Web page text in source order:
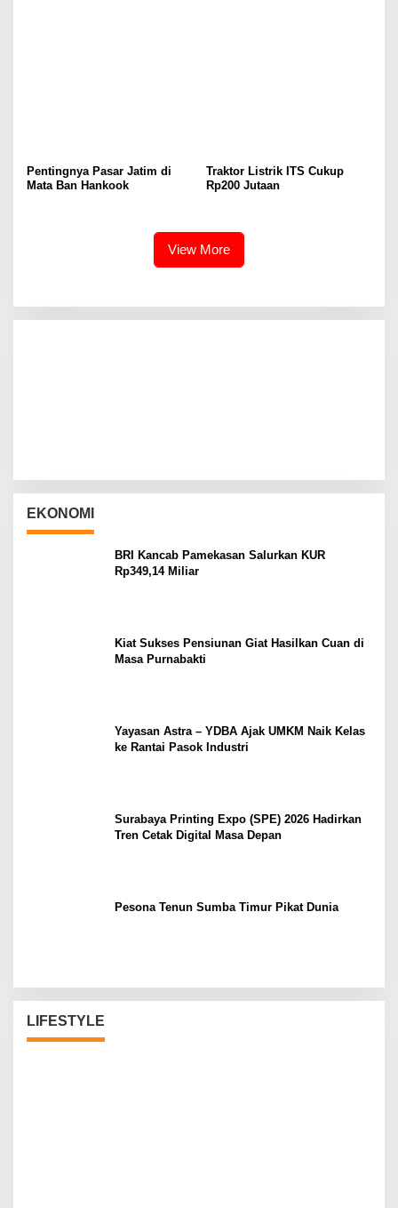
Pentingnya Pasar Jatim di
Mata Ban Hankook
Traktor Listrik ITS Cukup
Rp200 Jutaan
View More
EKONOMI
BRI Kancab Pamekasan Salurkan KUR
Rp349,14 Miliar
Kiat Sukses Pensiunan Giat Hasilkan Cuan di
Masa Purnabakti
Yayasan Astra – YDBA Ajak UMKM Naik Kelas
ke Rantai Pasok Industri
Surabaya Printing Expo (SPE) 2026 Hadirkan
Tren Cetak Digital Masa Depan
Pesona Tenun Sumba Timur Pikat Dunia
LIFESTYLE